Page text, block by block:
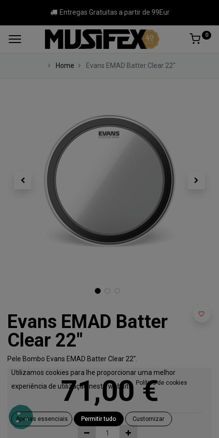
Entregas Gratuitas a partir de 99Eur
0
Home Evans EMAD Batter Clear 22"
Evans EMAD Batter
Clear 22"
Pele Bombo Evans EMAD Batter Clear 22".
71,00€
Utilizamos cookies para lhe proporcionar uma melhor
experiência de utilização neste website. Política de cookies
Apenas essenciais Permitir tudo Customizar